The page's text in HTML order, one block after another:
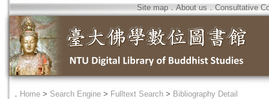
Site map．About us ． Consultative
． Home > Search Engine > Fulltext Search > Bibliography Detail